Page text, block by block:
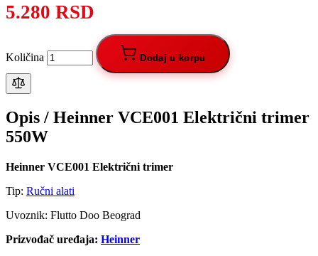
5.280 RSD
Količina Dodaj u korpu
Opis / Heinner VCE001 Električni trimer
550W
Heinner VCE001 Električni trimer
Tip: Ručni alati
Uvoznik: Flutto Doo Beograd
Prizvođač uređaja: Heinner